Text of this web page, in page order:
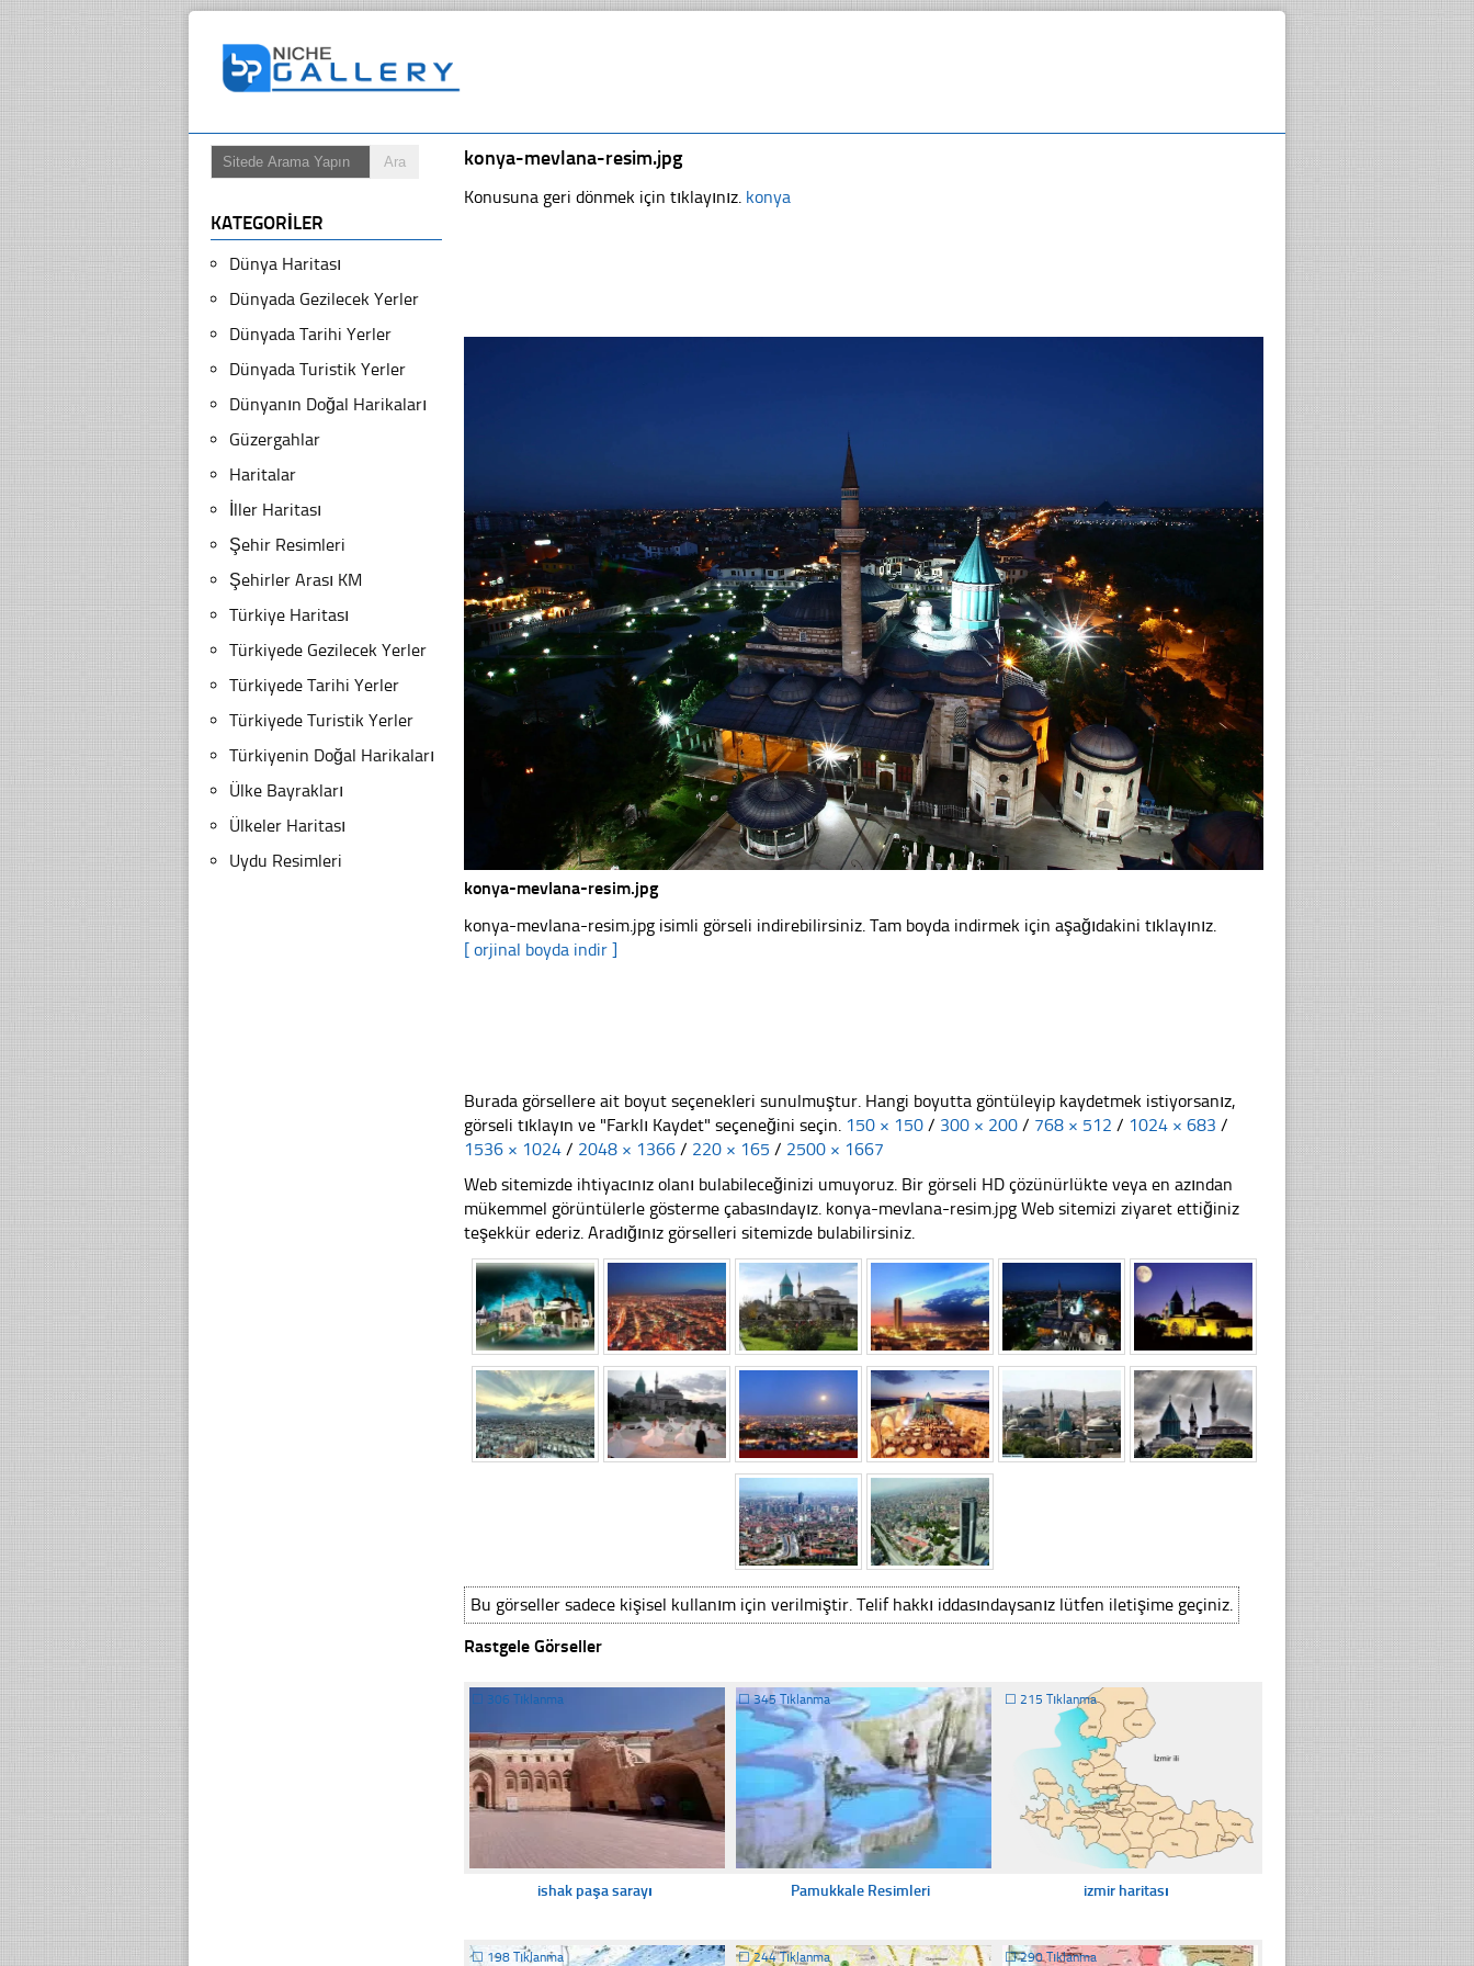
konya-mevlana-resim.jpg
Konusuna geri dönmek için tıklayınız. konya
konya-mevlana-resim.jpg
konya-mevlana-resim.jpg isimli görseli indirebilirsiniz. Tam boyda indirmek için aşağıdakini tıklayınız.
[ orjinal boyda indir ]
Burada görsellere ait boyut seçenekleri sunulmuştur. Hangi boyutta göntüleyip kaydetmek istiyorsanız,
görseli tıklayın ve "Farklı Kaydet" seçeneğini seçin. 150 × 150 / 300 × 200 / 768 × 512 / 1024 × 683 /
1536 × 1024 / 2048 × 1366 / 220 × 165 / 2500 × 1667
Web sitemizde ihtiyacınız olanı bulabileceğinizi umuyoruz. Bir görseli HD çözünürlükte veya en azından
mükemmel görüntülerle gösterme çabasındayız. konya-mevlana-resim.jpg Web sitemizi ziyaret ettiğiniz
teşekkür ederiz. Aradığınız görselleri sitemizde bulabilirsiniz.
Bu görseller sadece kişisel kullanım için verilmiştir. Telif hakkı iddasındaysanız lütfen iletişime geçiniz.
Rastgele Görseller
☐ 306 Tıklanma
ishak paşa sarayı
☐345 Tıklanma
Pamukkale Resimleri
☐ 215 Tıklanma
izmir haritası
☐ 198 Tıklanma ☐244 Tıklanma ☐290 Tıklanma
KATEGORILER
Dünya Haritası
Dünyada Gezilecek Yerler
Dünyada Tarihi Yerler
Dünyada Turistik Yerler
Dünyanın Doğal Harikaları
Güzergahlar
Haritalar
İller Haritası
Şehir Resimleri
Şehirler Arası KM
Türkiye Haritası
Türkiyede Gezilecek Yerler
Türkiyede Tarihi Yerler
Türkiyede Turistik Yerler
Türkiyenin Doğal Harikaları
Ülke Bayrakları
Ülkeler Haritası
Uydu Resimleri